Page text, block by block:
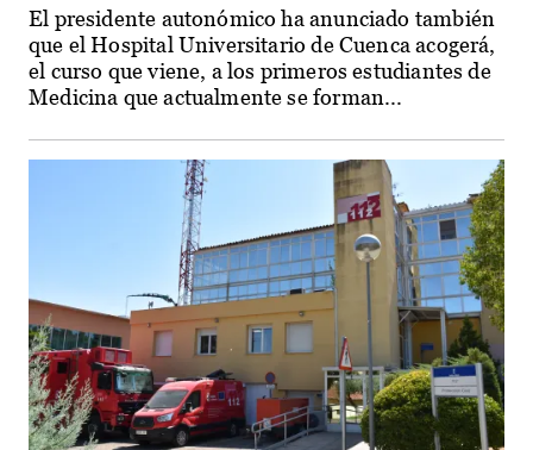
El presidente autonómico ha anunciado también
que el Hospital Universitario de Cuenca acogerá,
el curso que viene, a los primeros estudiantes de
Medicina que actualmente se forman...